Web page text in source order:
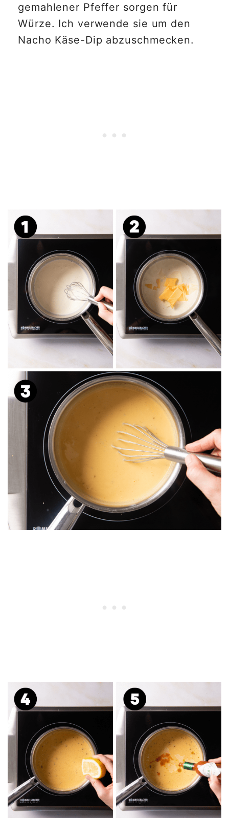
gemahlener Pfeffer sorgen für
Würze. Ich verwende sie um den
Nacho Käse-Dip abzuschmecken.